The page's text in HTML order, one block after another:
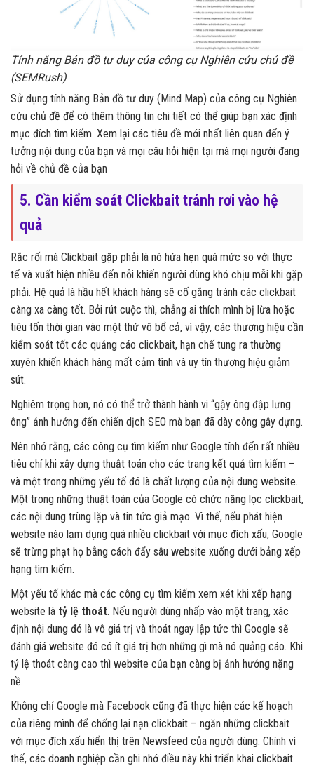
Tính năng Bản đồ tư duy của công cụ Nghiên cứu chủ đề
(SEMRush)
Sử dụng tính năng Bản đồ tư duy (Mind Map) của công cụ Nghiên
cứu chủ đề để có thêm thông tin chi tiết có thể giúp bạn xác định
mục đích tìm kiếm. Xem lại các tiêu đề mới nhất liên quan đến ý
tưởng nội dung của bạn và mọi câu hỏi hiện tại mà mọi người đang
hỏi về chủ đề của bạn
5. Cần kiểm soát Clickbait tránh rơi vào hệ
quả
Rắc rối mà Clickbait gặp phải là nó hứa hẹn quá mức so với thực
tế và xuất hiện nhiều đến nỗi khiến người dùng khó chịu mỗi khi gặp
phải. Hệ quả là hầu hết khách hàng sẽ cố gắng tránh các clickbait
càng xa càng tốt. Bởi rút cuộc thì, chẳng ai thích mình bị lừa hoặc
tiêu tốn thời gian vào một thứ vô bổ cả, vì vậy, các thương hiệu cần
kiểm soát tốt các quảng cáo clickbait, hạn chế tung ra thường
xuyên khiến khách hàng mất cảm tình và uy tín thương hiệu giảm
sút.
Nghiêm trọng hơn, nó có thể trở thành hành vi “gậy ông đập lưng
ông” ảnh hưởng đến chiến dịch SEO mà bạn đã dày công gây dựng.
Nên nhớ rằng, các công cụ tìm kiếm như Google tính đến rất nhiều
tiêu chí khi xây dựng thuật toán cho các trang kết quả tìm kiếm –
và một trong những yếu tố đó là chất lượng của nội dung website.
Một trong những thuật toán của Google có chức năng lọc clickbait,
các nội dung trùng lặp và tin tức giả mạo. Vì thế, nếu phát hiện
website nào lạm dụng quá nhiều clickbait với mục đích xấu, Google
sẽ trừng phạt họ bằng cách đẩy sâu website xuống dưới bảng xếp
hạng tìm kiếm.
Một yếu tố khác mà các công cụ tìm kiếm xem xét khi xếp hạng
website là tỷ lệ thoát. Nếu người dùng nhấp vào một trang, xác
định nội dung đó là vô giá trị và thoát ngay lập tức thì Google sẽ
đánh giá website đó có ít giá trị hơn những gì mà nó quảng cáo. Khi
tỷ lệ thoát càng cao thì website của bạn càng bị ảnh hưởng nặng
nề.
Không chỉ Google mà Facebook cũng đã thực hiện các kế hoạch
của riêng mình để chống lại nạn clickbait – ngăn những clickbait
với mục đích xấu hiển thị trên Newsfeed của người dùng. Chính vì
thế, các doanh nghiệp cần ghi nhớ điều này khi triển khai clickbait